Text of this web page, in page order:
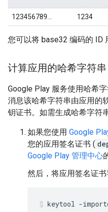
123456789... 1234
您可以将 base32 编码的 ID
计算应用的哈希字符串
Google Play 服务使用哈希
消息该哈希字符串由应用的
钥证书。如需生成哈希字符
如果您使用 Google
您的应用签名证书 (
Google Play 管理中心
然后，将应用签名证